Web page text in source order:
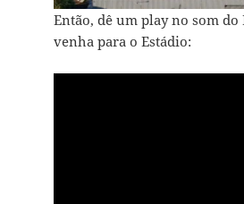
Então, dê um play no som
venha para o Estádio: